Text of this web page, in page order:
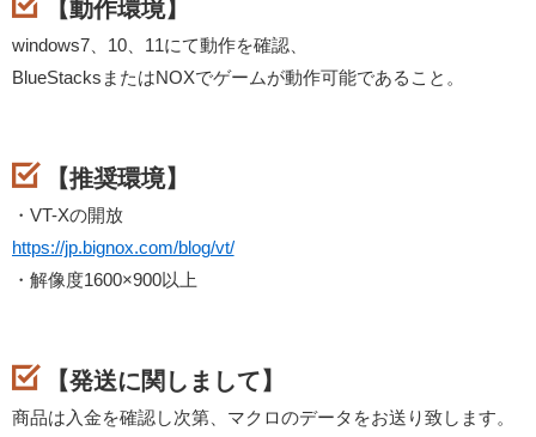
【動作環境】
windows7、10、11にて動作を確認、
BlueStacksまたはNOXでゲームが動作可能であること。
【推奨環境】
・VT-Xの開放
https://jp.bignox.com/blog/vt/
・解像度1600×900以上
【発送に関しまして】
商品は入金を確認し次第、マクロのデータをお送り致します。